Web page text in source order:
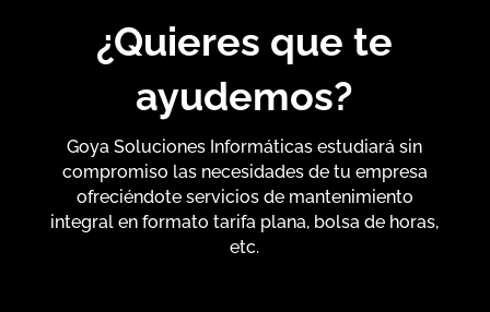
¿Quieres que te
ayudemos?
Goya Soluciones Informáticas estudiará sin
compromiso las necesidades de tu empresa
ofreciéndote servicios de mantenimiento
integral en formato tarifa plana, bolsa de horas,
etc.